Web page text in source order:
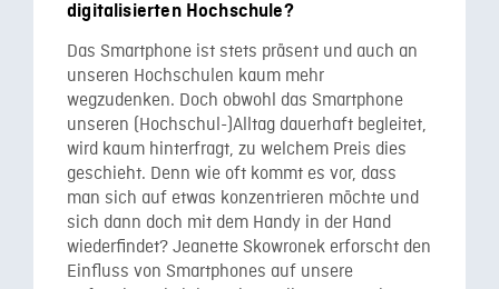
digitalisierten Hochschule?
Das Smartphone ist stets präsent und auch an
unseren Hochschulen kaum mehr
wegzudenken. Doch obwohl das Smartphone
unseren (Hochschul-)Alltag dauerhaft begleitet,
wird kaum hinterfragt, zu welchem Preis dies
geschieht. Denn wie oft kommt es vor, dass
man sich auf etwas konzentrieren möchte und
sich dann doch mit dem Handy in der Hand
wiederfindet? Jeanette Skowronek erforscht den
Einfluss von Smartphones auf unsere